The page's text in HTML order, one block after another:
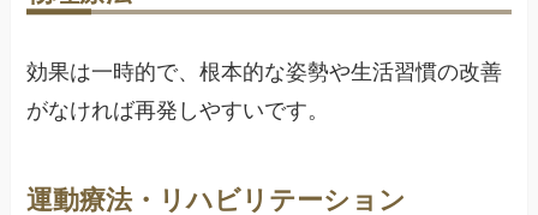
効果は一時的で、根本的な姿勢や生活習慣の改善
がなければ再発しやすいです。
運動療法・リハビリテーション